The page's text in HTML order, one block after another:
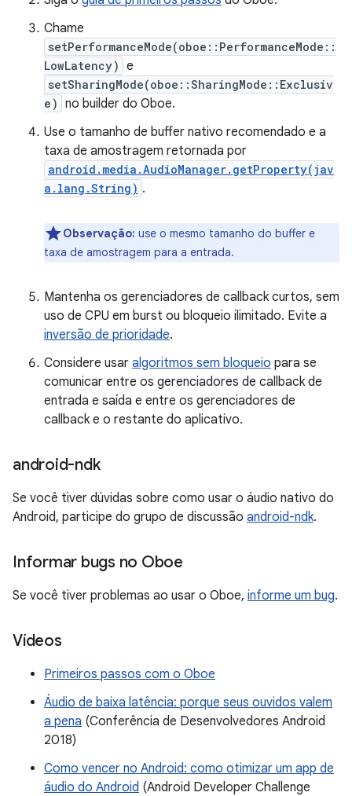
Chame
setPerformanceMode(oboe::PerformanceMode::
LowLatency) e
setSharingMode(oboe::SharingMode::Exclusiv
e) no builder do Oboe.
Use o tamanho de buffer nativo recomendado e a
taxa de amostragem retornada por
android.media.AudioManager.getProperty(jav
a.lang.String) .
Observação: use o mesmo tamanho do buffer e
taxa de amostragem para a entrada.
Mantenha os gerenciadores de callback curtos, sem
uso de CPU em burst ou bloqueio ilimitado. Evite a
inversão de prioridade.
Considere usar algoritmos sem bloqueio para se
comunicar entre os gerenciadores de callback de
entrada e saída e entre os gerenciadores de
callback e o restante do aplicativo.
android-ndk
Se você tiver dúvidas sobre como usar o áudio nativo do
Android, participe do grupo de discussão android-ndk.
Informar bugs no Oboe
Se você tiver problemas ao usar o Oboe, informe um bug.
Vídeos
Primeiros passos com o Oboe
Áudio de baixa latência: porque seus ouvidos valem
a pena (Conferência de Desenvolvedores Android
2018)
Como vencer no Android: como otimizar um app de
áudio do Android (Android Developer Challenge